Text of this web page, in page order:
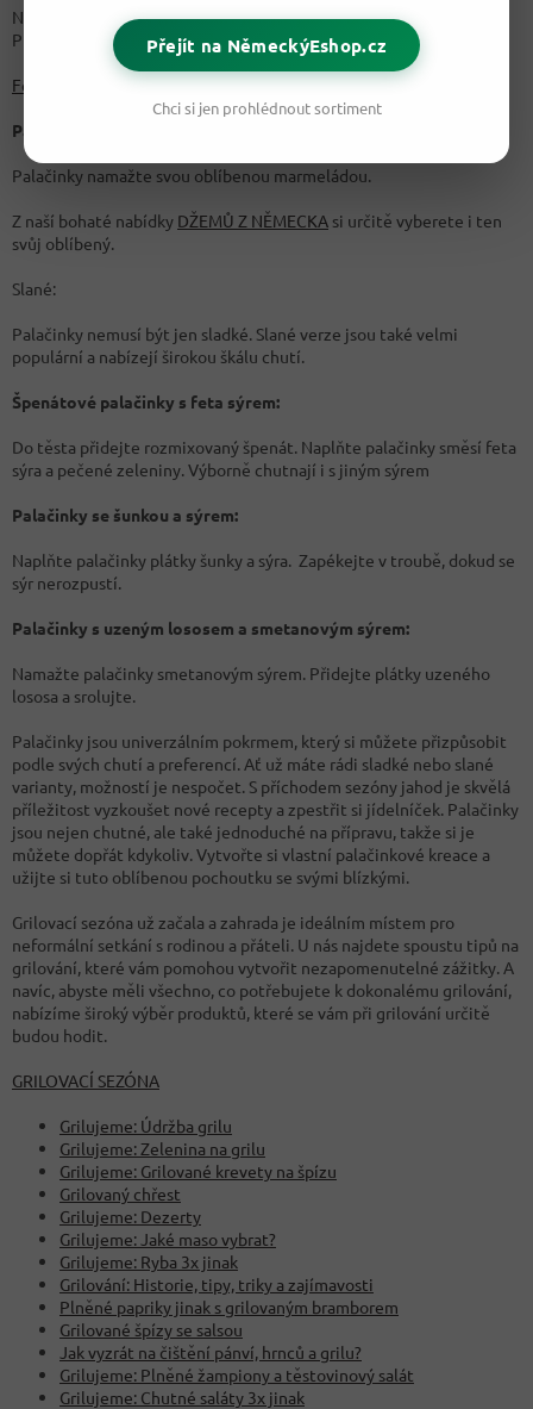
Přejít na NěmeckýEshop.cz
Chci si jen prohlédnout sortiment
Namažte palačinky Nutellou. Přidejte plátky banánů a zarolujte.
Přidat můžete třeba i ořechy.
Ferrero Nutella 750g
Palačinky s marmeládou:
Palačinky namažte svou oblíbenou marmeládou.
Z naší bohaté nabídky DŽEMŮ Z NĚMECKA si určitě vyberete i ten
svůj oblíbený.
Slané:
Palačinky nemusí být jen sladké. Slané verze jsou také velmi
populární a nabízejí širokou škálu chutí.
Špenátové palačinky s feta sýrem:
Do těsta přidejte rozmixovaný špenát. Naplňte palačinky směsí feta
sýra a pečené zeleniny. Výborně chutnají i s jiným sýrem
Palačinky se šunkou a sýrem:
Naplňte palačinky plátky šunky a sýra. Zapékejte v troubě, dokud se
sýr nerozpustí.
Palačinky s uzeným lososem a smetanovým sýrem:
Namažte palačinky smetanovým sýrem. Přidejte plátky uzeného
lososa a srolujte.
Palačinky jsou univerzálním pokrmem, který si můžete přizpůsobit
podle svých chutí a preferencí. Ať už máte rádi sladké nebo slané
varianty, možností je nespočet. S příchodem sezóny jahod je skvělá
příležitost vyzkoušet nové recepty a zpestřit si jídelníček. Palačinky
jsou nejen chutné, ale také jednoduché na přípravu, takže si je
můžete dopřát kdykoliv. Vytvořte si vlastní palačinkové kreace a
užijte si tuto oblíbenou pochoutku se svými blízkými.
Grilovací sezóna už začala a zahrada je ideálním místem pro
neformální setkání s rodinou a přáteli. U nás najdete spoustu tipů na
grilování, které vám pomohou vytvořit nezapomenutelné zážitky. A
navíc, abyste měli všechno, co potřebujete k dokonalému grilování,
nabízíme široký výběr produktů, které se vám při grilování určitě
budou hodit.
GRILOVACÍ SEZÓNA
Grilujeme: Údržba grilu
Grilujeme: Zelenina na grilu
Grilujeme: Grilované krevety na špízu
Grilovaný chřest
Grilujeme: Dezerty
Grilujeme: Jaké maso vybrat?
Grilujeme: Ryba 3x jinak
Grilování: Historie, tipy, triky a zajímavosti
Plněné papriky jinak s grilovaným bramborem
Grilované špízy se salsou
Jak vyzrát na čištění pánví, hrnců a grilu?
Grilujeme: Plněné žampiony a těstovinový salát
Grilujeme: Chutné saláty 3x jinak